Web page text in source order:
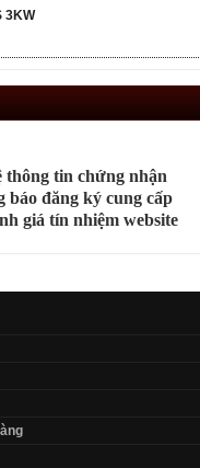
3KW
thông tin chứng nhận
báo đăng ký cung cấp
giá tín nhiệm website